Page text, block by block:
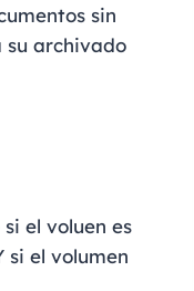
sin
su archivado
el voluen es
si el volumen